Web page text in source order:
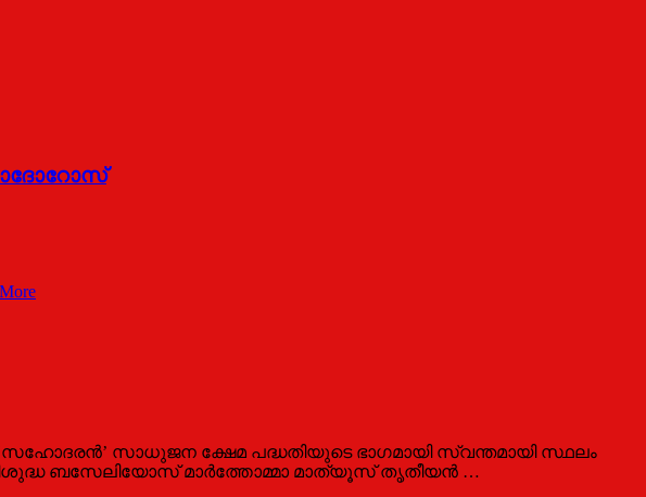
സാധുജന ക്ഷേമ പദ്ധതിയുടെ ഭാഗമായി സ്വന്തമായി സ്ഥലം
ബസേലിയോസ് മാർത്തോമ്മാ മാത്യൂസ് തൃതീയൻ …